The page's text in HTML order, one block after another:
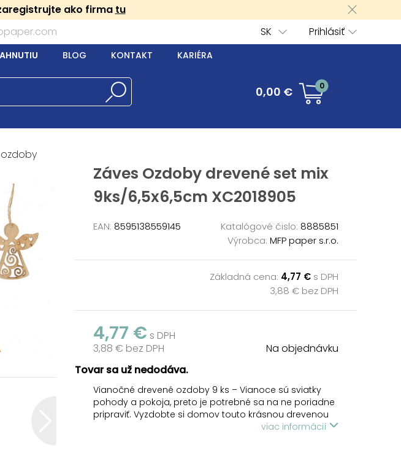
ako firma tu
Prihlásiť
SK
BLOG KONTAKT KARIÉRA
0,00 € 0
Záves Ozdoby drevené set mix
9ks/6,5x6,5cm XC2018905
EAN: 8595138559145 Katalógové čislo: 8885851
Výrobca: MFP paper s.r.o.
Základná cena: 4,77 € s DPH
3,88 € bez DPH
4,77 € s DPH
3,88 € bez DPH
Na objednávku
Tovar sa už nedodáva.
Vianočné drevené ozdoby 9 ks – Vianoce sú sviatky
pohody a pokoja, preto je potrebné sa na ne poriadne
pripraviť. Vyzdobte si domov touto krásnou drevenou
dekoráciou, ktorá vám navodí pocit prichádzajúcich
viac informácií